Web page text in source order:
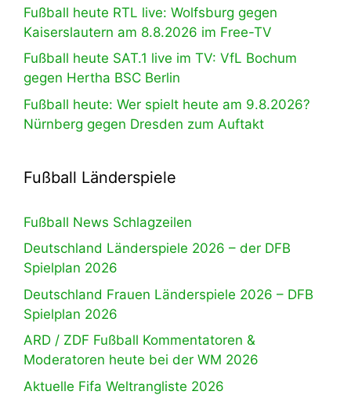
Fußball heute RTL live: Wolfsburg gegen
Kaiserslautern am 8.8.2026 im Free-TV
Fußball heute SAT.1 live im TV: VfL Bochum
gegen Hertha BSC Berlin
Fußball heute: Wer spielt heute am 9.8.2026?
Nürnberg gegen Dresden zum Auftakt
Fußball Länderspiele
Fußball News Schlagzeilen
Deutschland Länderspiele 2026 – der DFB
Spielplan 2026
Deutschland Frauen Länderspiele 2026 – DFB
Spielplan 2026
ARD / ZDF Fußball Kommentatoren &
Moderatoren heute bei der WM 2026
Aktuelle Fifa Weltrangliste 2026